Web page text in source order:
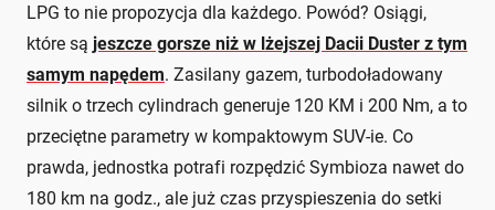
LPG to nie propozycja dla każdego. Powód? Osiągi,
które są jeszcze gorsze niż w lżejszej Dacii Duster z tym
samym napędem. Zasilany gazem, turbodoładowany
silnik o trzech cylindrach generuje 120 KM i 200 Nm, a to
przeciętne parametry w kompaktowym SUV-ie. Co
prawda, jednostka potrafi rozpędzić Symbioza nawet do
180 km na godz., ale już czas przyspieszenia do setki